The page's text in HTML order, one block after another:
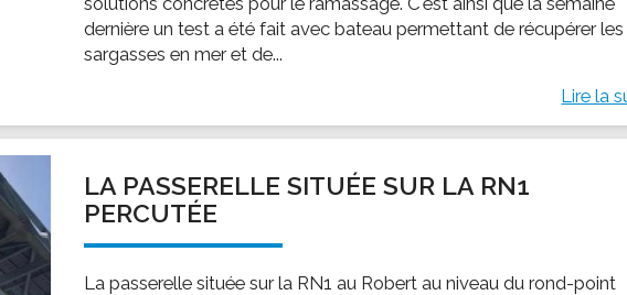
dernière un test a été fait avec bateau permettant de récupérer les
sargasses en mer et de...
Lire la
LA PASSERELLE SITUÉE SUR LA RN1
PERCUTÉE
La passerelle située sur la RN1 au Robert au niveau du rond-point